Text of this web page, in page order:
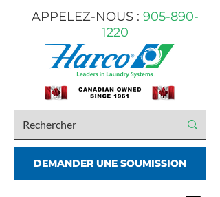
APPELEZ-NOUS : 905-890-
1220
DEMANDER UNE SOUMISSION